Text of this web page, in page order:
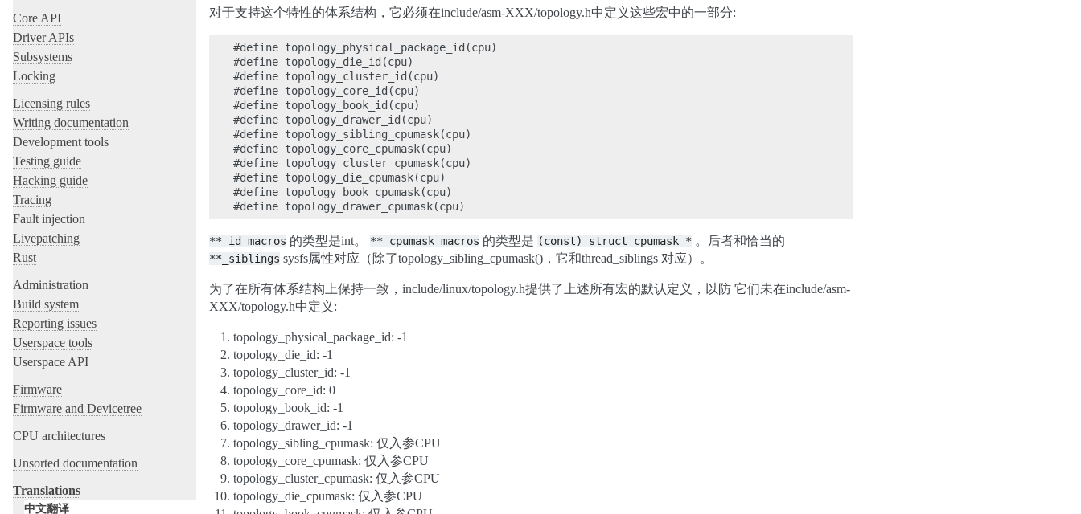
Core API
Driver APIs
Subsystems
Locking
Licensing rules
Writing documentation
Development tools
Testing guide
Hacking guide
Tracing
Fault injection
Livepatching
Rust
Administration
Build system
Reporting issues
Userspace tools
Userspace API
Firmware
Firmware and Devicetree
CPU architectures
Unsorted documentation
Translations
中文翻译
对于支持这个特性的体系结构，它必须在include/asm-XXX/topology.h中定义这些宏中的一部分:
#define topology_physical_package_id(cpu)
#define topology_die_id(cpu)
#define topology_cluster_id(cpu)
#define topology_core_id(cpu)
#define topology_book_id(cpu)
#define topology_drawer_id(cpu)
#define topology_sibling_cpumask(cpu)
#define topology_core_cpumask(cpu)
#define topology_cluster_cpumask(cpu)
#define topology_die_cpumask(cpu)
#define topology_book_cpumask(cpu)
**_id macros 的类型是int。 **_cpumask macros 的类型是 (const) struct cpumask * 。后者和恰当的
**_siblings sysfs属性对应（除了topology_sibling_cpumask()，它和thread_siblings 对应）。
为了在所有体系结构上保持一致，include/linux/topology.h提供了上述所有宏的默认定义，以防 它们未在include/asm-
XXX/topology.h中定义:
topology_physical_package_id: -1
topology_die_id: -1
topology_cluster_id: -1
topology_core_id: 0
topology_book_id: -1
topology_drawer_id: -1
topology_sibling_cpumask: 仅入参CPU
topology_core_cpumask: 仅入参CPU
topology_cluster_cpumask: 仅入参CPU
topology_die_cpumask: 仅入参CPU